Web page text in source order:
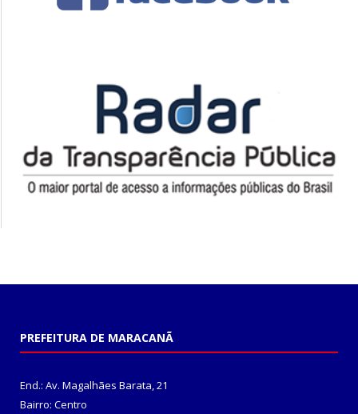
PREFEITURA DE MARACANÃ
End.: Av. Magalhães Barata, 21
Bairro: Centro